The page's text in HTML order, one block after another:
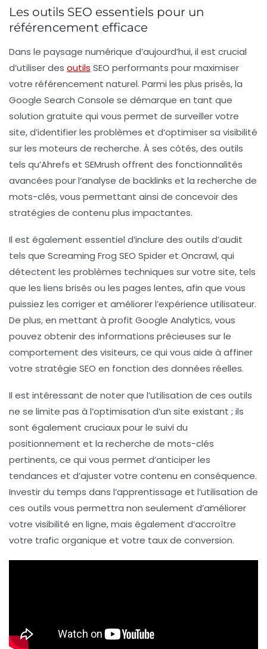
Les outils SEO essentiels pour un
référencement efficace
Dans le paysage numérique d’aujourd’hui, il est crucial
d’utiliser des outils SEO performants pour maximiser
votre référencement naturel. Parmi les plus prisés, la
Google Search Console se démarque en tant que
solution gratuite qui vous permet de surveiller votre
site, d’identifier les problèmes et d’optimiser sa visibilité
sur les moteurs de recherche. À ses côtés, des outils
tels qu’Ahrefs et SEMrush offrent des fonctionnalités
avancées pour l’analyse de backlinks et la recherche de
mots-clés, vous permettant ainsi de concevoir des
stratégies de contenu plus impactantes.
Il est également essentiel d’inclure des outils d’audit
tels que Screaming Frog SEO Spideret Oncrawl, qui
détectent les problèmes techniques sur votre site, tels
que les liens brisés ou les pages lentes, afin que vous
puissiez les corriger et améliorer l’expérience utilisateur.
De plus, en mettant à profit Google Analytics, vous
pouvez obtenir des informations précieuses sur le
comportement des visiteurs, ce qui vous aide à affiner
votre stratégie SEO en fonction des données réelles.
Il est intéressant de noter que l’utilisation de ces outils
ne se limite pas à l’optimisation d’un site existant ; ils
sont également cruciaux pour le suivi du
positionnement et la recherche de mots-clés
pertinents, ce qui vous permet d’anticiper les
tendances et d’ajuster votre contenu en conséquence.
Investir du temps dans l’apprentissage et l’utilisation de
ces outils vous permettra non seulement d’améliorer
votre visibilité en ligne, mais également d’accroître
votre trafic organique et votre taux de conversion.